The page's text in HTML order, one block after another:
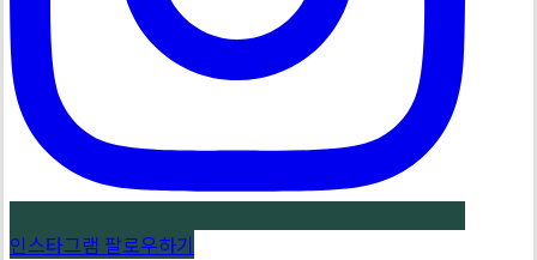
인스타그램 팔로우하기